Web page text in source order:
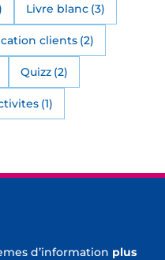
Livre blanc (3)
clients (2)
Quizz (2)
(1)
d’information plus